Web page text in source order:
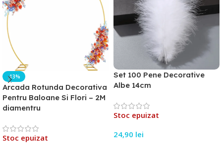
-13%
Arcada Rotunda Decorativa
Pentru Baloane Si Flori – 2M
diamentru
Stoc epuizat
Set 100 Pene Decorative
Albe 14cm
Stoc epuizat
24,90 lei